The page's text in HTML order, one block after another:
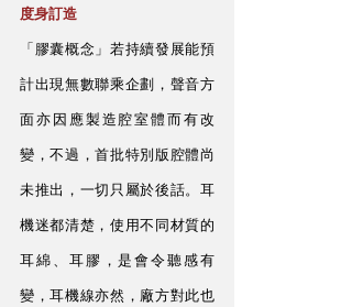
度身訂造
「膠囊概念」若持續發展能預
計出現無數聯乘企劃，聲音方
面亦因應製造腔室體而有改
變，不過，首批特別版腔體尚
未推出，一切只屬於後話。耳
機迷都清楚，使用不同材質的
耳綿、耳膠，是會令聽感有
變，耳機線亦然，廠方對此也